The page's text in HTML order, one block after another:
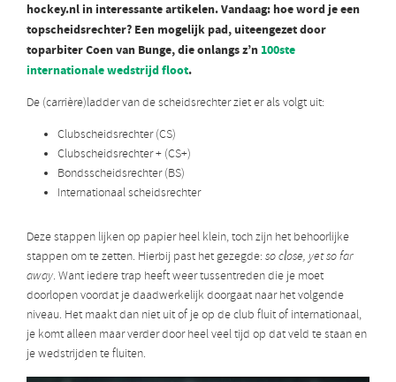
hockey.nl in interessante artikelen. Vandaag: hoe word je een
topscheidsrechter? Een mogelijk pad, uiteengezet door
toparbiter Coen van Bunge, die onlangs z’n 100ste
internationale wedstrijd floot.
De (carrière)ladder van de scheidsrechter ziet er als volgt uit:
Clubscheidsrechter (CS)
Clubscheidsrechter + (CS+)
Bondsscheidsrechter (BS)
Internationaal scheidsrechter
Deze stappen lijken op papier heel klein, toch zijn het behoorlijke
stappen om te zetten. Hierbij past het gezegde: so close, yet so far
away. Want iedere trap heeft weer tussentreden die je moet
doorlopen voordat je daadwerkelijk doorgaat naar het volgende
niveau. Het maakt dan niet uit of je op de club fluit of internationaal,
je komt alleen maar verder door heel veel tijd op dat veld te staan en
je wedstrijden te fluiten.